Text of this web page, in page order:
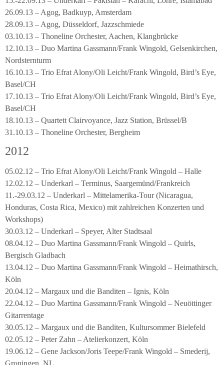
26.09.13 – Agog, Badkuyp, Amsterdam
28.09.13 – Agog, Düsseldorf, Jazzschmiede
03.10.13 – Thoneline Orchester, Aachen, Klangbrücke
12.10.13 – Duo Martina Gassmann/Frank Wingold, Gelsenkirchen,
Nordsternturm
16.10.13 – Trio Efrat Alony/Oli Leicht/Frank Wingold, Bird’s Eye,
Basel/CH
17.10.13 – Trio Efrat Alony/Oli Leicht/Frank Wingold, Bird’s Eye,
Basel/CH
18.10.13 – Quartett Clairvoyance, Jazz Station, Brüssel/B
31.10.13 – Thoneline Orchester, Bergheim
2012
05.02.12 – Trio Efrat Alony/Oli Leicht/Frank Wingold – Halle
12.02.12 – Underkarl – Terminus, Saargemünd/Frankreich
11.-29.03.12 – Underkarl – Mittelamerika-Tour (Nicaragua,
Honduras, Costa Rica, Mexico) mit zahlreichen Konzerten und
Workshops)
30.03.12 – Underkarl – Speyer, Alter Stadtsaal
08.04.12 – Duo Martina Gassmann/Frank Wingold – Quirls,
Bergisch Gladbach
13.04.12 – Duo Martina Gassmann/Frank Wingold – Heimathirsch,
Köln
20.04.12 – Margaux und die Banditen – Ignis, Köln
22.04.12 – Duo Martina Gassmann/Frank Wingold – Neuöttinger
Gitarrentage
30.05.12 – Margaux und die Banditen, Kultursommer Bielefeld
02.05.12 – Peter Zahn – Atelierkonzert, Köln
19.06.12 – Gene Jackson/Joris Teepe/Frank Wingold – Smederij,
Groningen, NL